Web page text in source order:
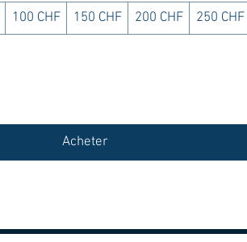
100 CHF 150 CHF 200 CHF 250 CHF
Acheter